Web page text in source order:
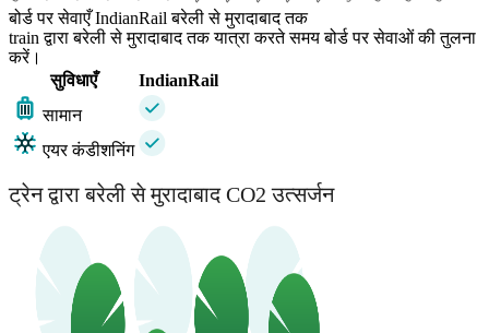
बोर्ड पर सेवाएँ IndianRail बरेली से मुरादाबाद तक
train द्वारा बरेली से मुरादाबाद तक यात्रा करते समय बोर्ड पर सेवाओं की तुलना
करें।
सुविधाएँ
IndianRail
सामान
एयर कंडीशनिंग
ट्रेन द्वारा बरेली से मुरादाबाद CO2 उत्सर्जन